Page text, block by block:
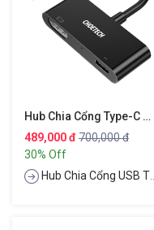
Hub Chia Cổng Type-C Hỗ Trợ Sạc Nhanh 60W PD 3.0 Đa Năng 2 In 1 Type-C Ra Type-C 3.0 Và HDMI Chuẩn 4K Hiệu CHOETECH M03BK
489,000 đ 700,000 đ
30% Off
Hub Chia Cổng USB Type-C